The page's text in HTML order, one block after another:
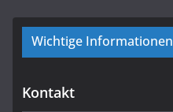
Wichtige Informationen
Kontakt